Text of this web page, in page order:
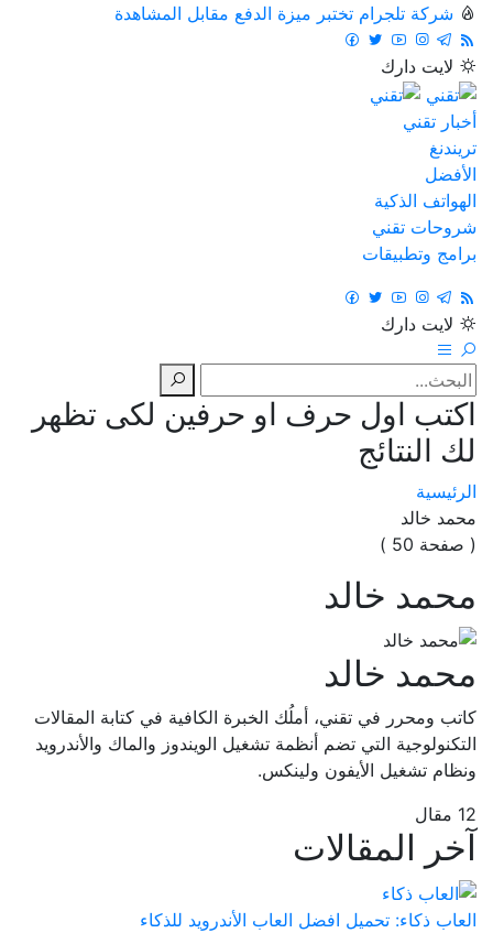
شركة تلجرام تختبر ميزة الدفع مقابل المشاهدة
لايت دارك
أخبار تقني
تريندنغ
الأفضل
الهواتف الذكية
شروحات تقني
برامج وتطبيقات
لايت دارك
اكتب اول حرف او حرفين لكى تظهر
لك النتائج
الرئيسية
محمد خالد
( صفحة 50 )
محمد خالد
محمد خالد
كاتب ومحرر في تقني، أملُك الخبرة الكافية في كتابة المقالات
التكنولوجية التي تضم أنظمة تشغيل الويندوز والماك والأندرويد
ونظام تشغيل الأيفون ولينكس.
12 مقال
آخر المقالات
العاب ذكاء: تحميل افضل العاب الأندرويد للذكاء